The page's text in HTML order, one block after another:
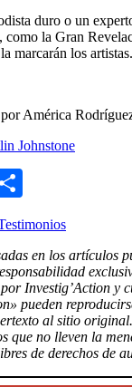
duro o un
como la Gran
marcarán los artistas.
América
Johnstone
Email
en los artículos
Investig’Action y
pueden
al sitio
que no lleven la
de derechos de